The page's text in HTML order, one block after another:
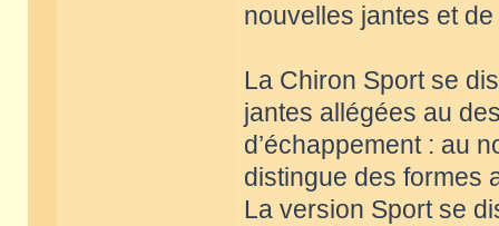
nouvelles jantes et
La Chiron Sport se
jantes allégées au
d’échappement : au
distingue des formes
La version Sport se